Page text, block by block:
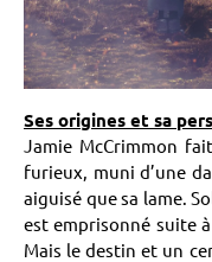
Ses origines et sa
Jamie McCrimmon
furieux, muni d’une
aiguisé que sa lame.
est emprisonné suite
Mais le destin et un